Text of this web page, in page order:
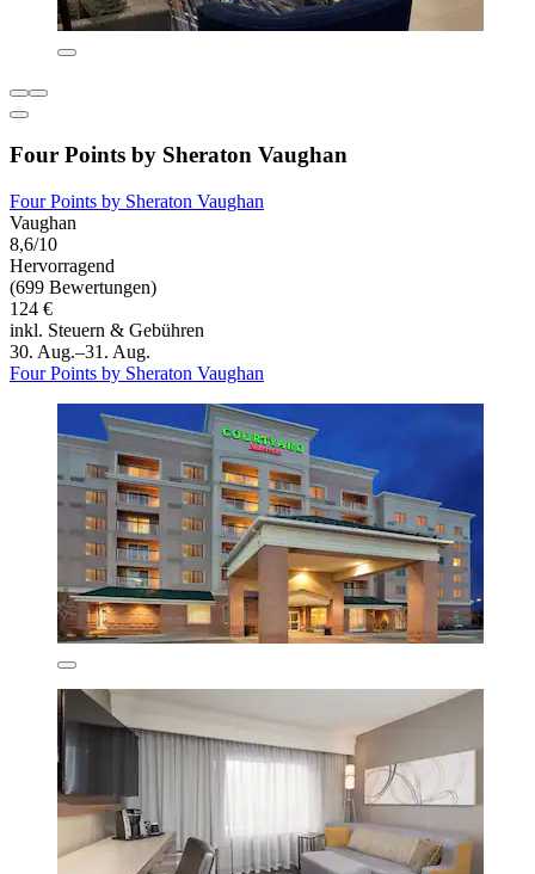
Four Points by Sheraton Vaughan
Four Points by Sheraton Vaughan
Vaughan
8,6/10
Hervorragend
(699 Bewertungen)
124 €
inkl. Steuern & Gebühren
30. Aug.–31. Aug.
Four Points by Sheraton Vaughan